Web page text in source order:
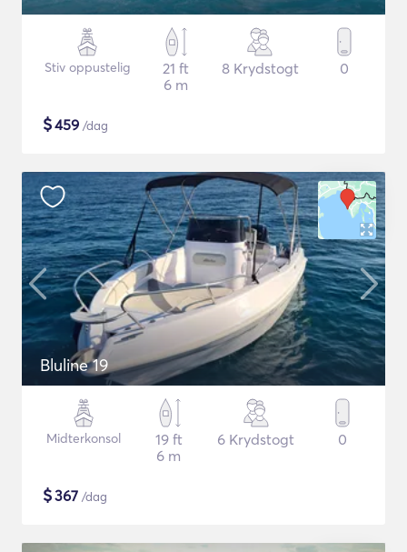
Stiv oppustelig
21 ft
6 m
8 Krydstogt 0
$459 /dag
Bluline 19
Midterkonsol
19 ft
6 m
6 Krydstogt 0
$367 /dag